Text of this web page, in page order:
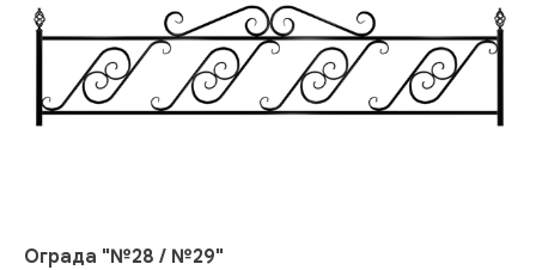
Ограда "№28 / №29"